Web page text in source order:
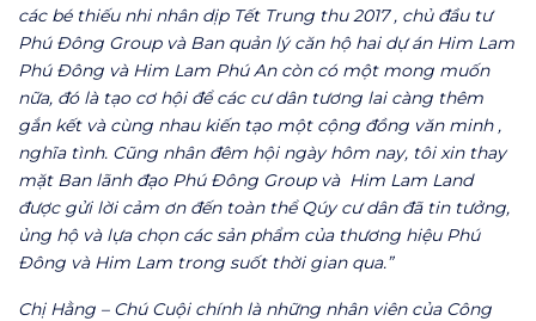
các bé thiếu nhi nhân dịp Tết Trung thu 2017 , chủ đầu tư
Phú Đông Group và Ban quản lý căn hộ hai dự án Him Lam
Phú Đông và Him Lam Phú An còn có một mong muốn
nữa, đó là tạo cơ hội để các cư dân tương lai càng thêm
gắn kết và cùng nhau kiến tạo một cộng đồng văn minh ,
nghĩa tình. Cũng nhân đêm hội ngày hôm nay, tôi xin thay
mặt Ban lãnh đạo Phú Đông Group và Him Lam Land
được gửi lời cảm ơn đến toàn thể Qúy cư dân đã tin tưởng,
ủng hộ và lựa chọn các sản phẩm của thương hiệu Phú
Đông và Him Lam trong suốt thời gian qua.”
Chị Hằng – Chú Cuội chính là những nhân viên của Công